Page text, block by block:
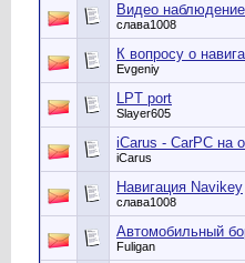
Видео
слава1008
К вопросу о
Evgeniy
LPT port
Slayer605
iCarus - CarPC на
iCarus
Навигация Navikey
слава1008
Автомобильный
Fuligan